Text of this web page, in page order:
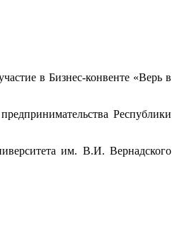
в Бизнес-конвенте «Верь в
Республики
им. В.И. Вернадского